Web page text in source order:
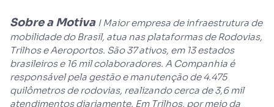
Sobre a Motiva I Maior empresa de infraestrutura de
mobilidade do Brasil, atua nas plataformas de Rodovias,
Trilhos e Aeroportos. São 37 ativos, em 13 estados
brasileiros e 16 mil colaboradores. A Companhia é
responsável pela gestão e manutenção de 4.475
quilômetros de rodovias, realizando cerca de 3,6 mil
atendimentos diariamente. Em Trilhos, por meio da